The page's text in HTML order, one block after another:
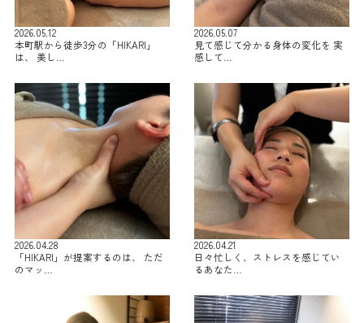
2026.05.12
本町駅から徒歩3分の「HIKARI」
は、 美し…
2026.05.07
見て感じて分かる身体の変化を 実
感して…
2026.04.28
「HIKARI」が提案するのは、 ただ
のマッ…
2026.04.21
日々忙しく、ストレスを感じてい
るあなた…